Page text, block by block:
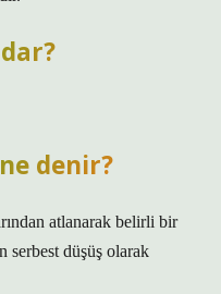
denir?
atlanarak belirli bir
serbest düşüş olarak